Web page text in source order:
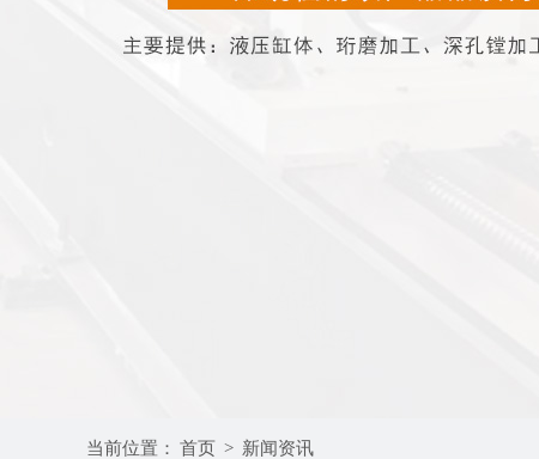
当前位置： 首页 > 新闻资讯